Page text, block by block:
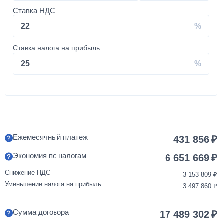
Установка запасного колеса на КАМАЗ
120 000
от 3 до 5 дней
Ставка НДС
22
Ставка налога на прибыль
25
Ежемесячный платеж 431 856
Экономия по налогам 6 651 669
Снижение НДС
3 153 809
Уменьшение налога на прибыль
3 497 860
Сумма договора 17 489 302